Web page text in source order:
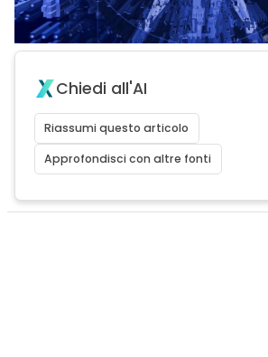
Chiedi all'AI
Riassumi questo articolo
Approfondisci con altre fonti